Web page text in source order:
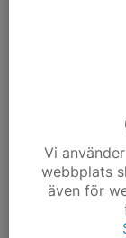
* 09:25
* 10:40 Bällsta
* 11:30 Bällsta
* 12:40 Bällsta
* 09:25 Bällsta
* 10:40 Bällsta
* 12:15
* 13:30 Bällsta
Vi
webbplats
även för